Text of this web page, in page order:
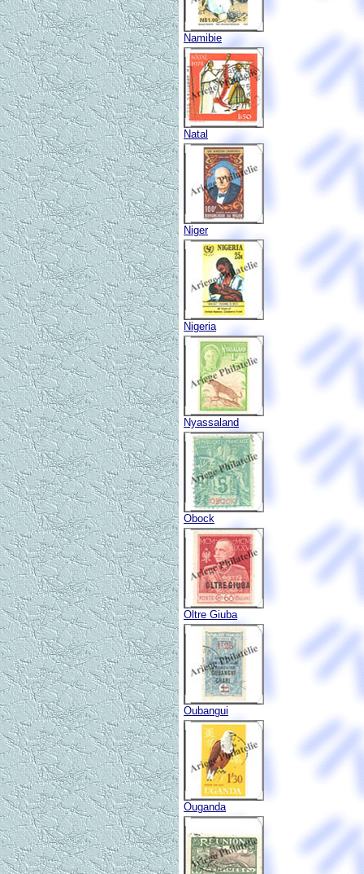
Namibie
Natal
Niger
Nigeria
Nyassaland
Obock
Oltre Giuba
Oubangui
Ouganda